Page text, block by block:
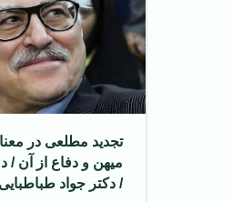
تجدید مطلعی در
میهن و دفاع از آن /
/ دکتر جواد طباطبایی